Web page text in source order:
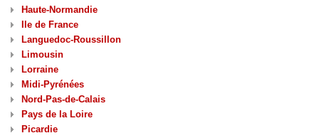
Haute-Normandie
Ile de France
Languedoc-Roussillon
Limousin
Lorraine
Midi-Pyrénées
Nord-Pas-de-Calais
Pays de la Loire
Picardie